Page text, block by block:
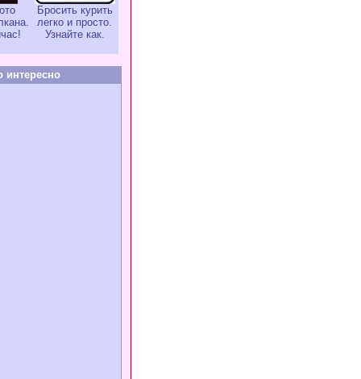
Бросить курить
легко и просто.
Узнайте как.
интересно